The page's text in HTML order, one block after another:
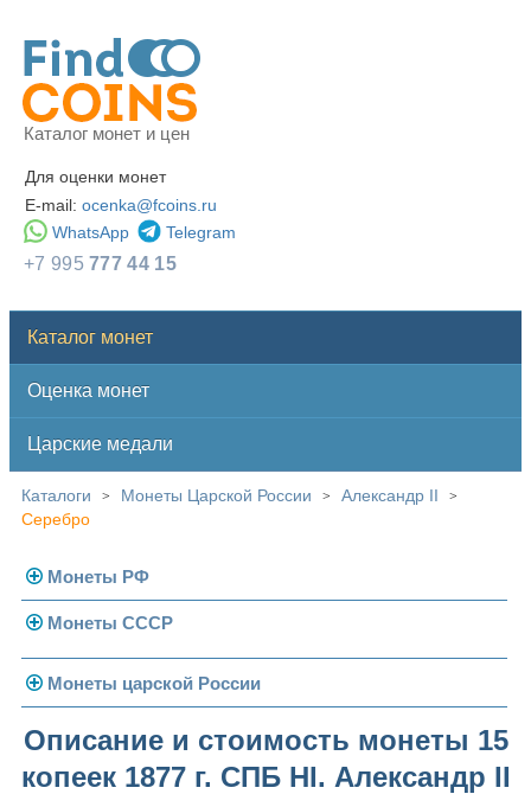
Каталог монет и цен
Для оценки монет
E-mail: ocenka@fcoins.ru
WhatsApp
Telegram
+7 995777 44 15
Каталог монет
Оценка монет
Царские медали
Каталоги > Монеты Царской России > Александр II >
Серебро
Монеты РФ
Современная Россия
Монеты 1991-1993 гг.
Монеты СССР
Погодовка СССР
Монеты 1958 года
Золотые червонцы
Монеты царской России
Николай II (1894-1917)
Золото
Александр III (1881-1894)
Описание и стоимость монеты 15
копеек 1877 г. СПБ HI. Александр II